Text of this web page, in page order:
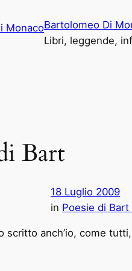
Bartolomeo Di
Libri, leggende,
Bart
18 Luglio 2009
in Poesie di Bart
scritto anch’io, come